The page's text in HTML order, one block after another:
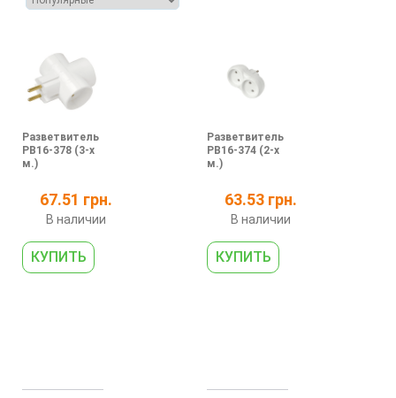
Разветвитель
РВ16-378 (3-х
м.)
67.51 грн.
В наличии
Разветвитель
РВ16-374 (2-х
м.)
63.53 грн.
В наличии